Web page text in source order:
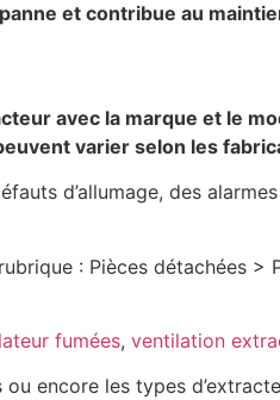
et contribue au
avec la marque et le
varier selon les
d’allumage, des
: Pièces détachées >
fumées, ventilation
encore les types